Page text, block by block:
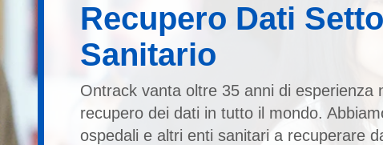
Recupero Dati
Sanitario
Ontrack vanta oltre 35 anni di esperienza
recupero dei dati in tutto il mondo.
ospedali e altri enti sanitari a recuperare